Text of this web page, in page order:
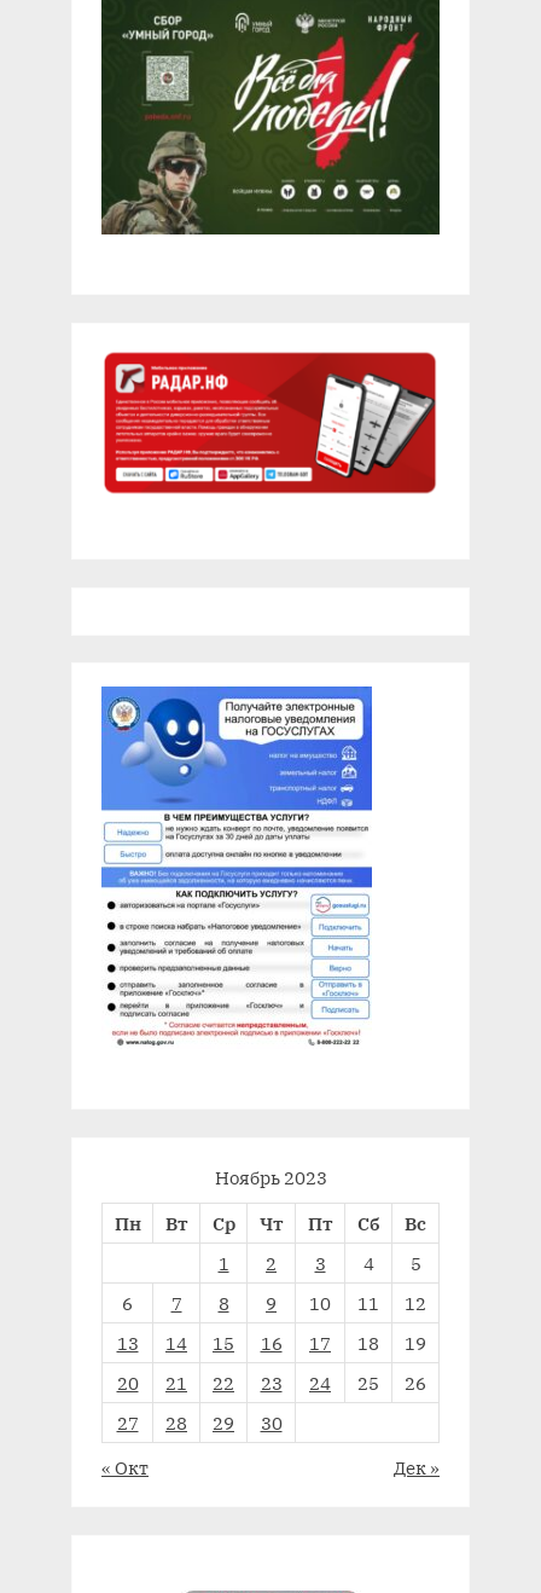
Ноябрь 2023
Пн
Вт Ср Чт Пт Сб
Вс
1
2 3 4
5
6
7 8 9 10 11
12
13
14 15 16 17 18
19
20
21 22 23 24 25
26
27
28 29
30
« Окт
Дек »